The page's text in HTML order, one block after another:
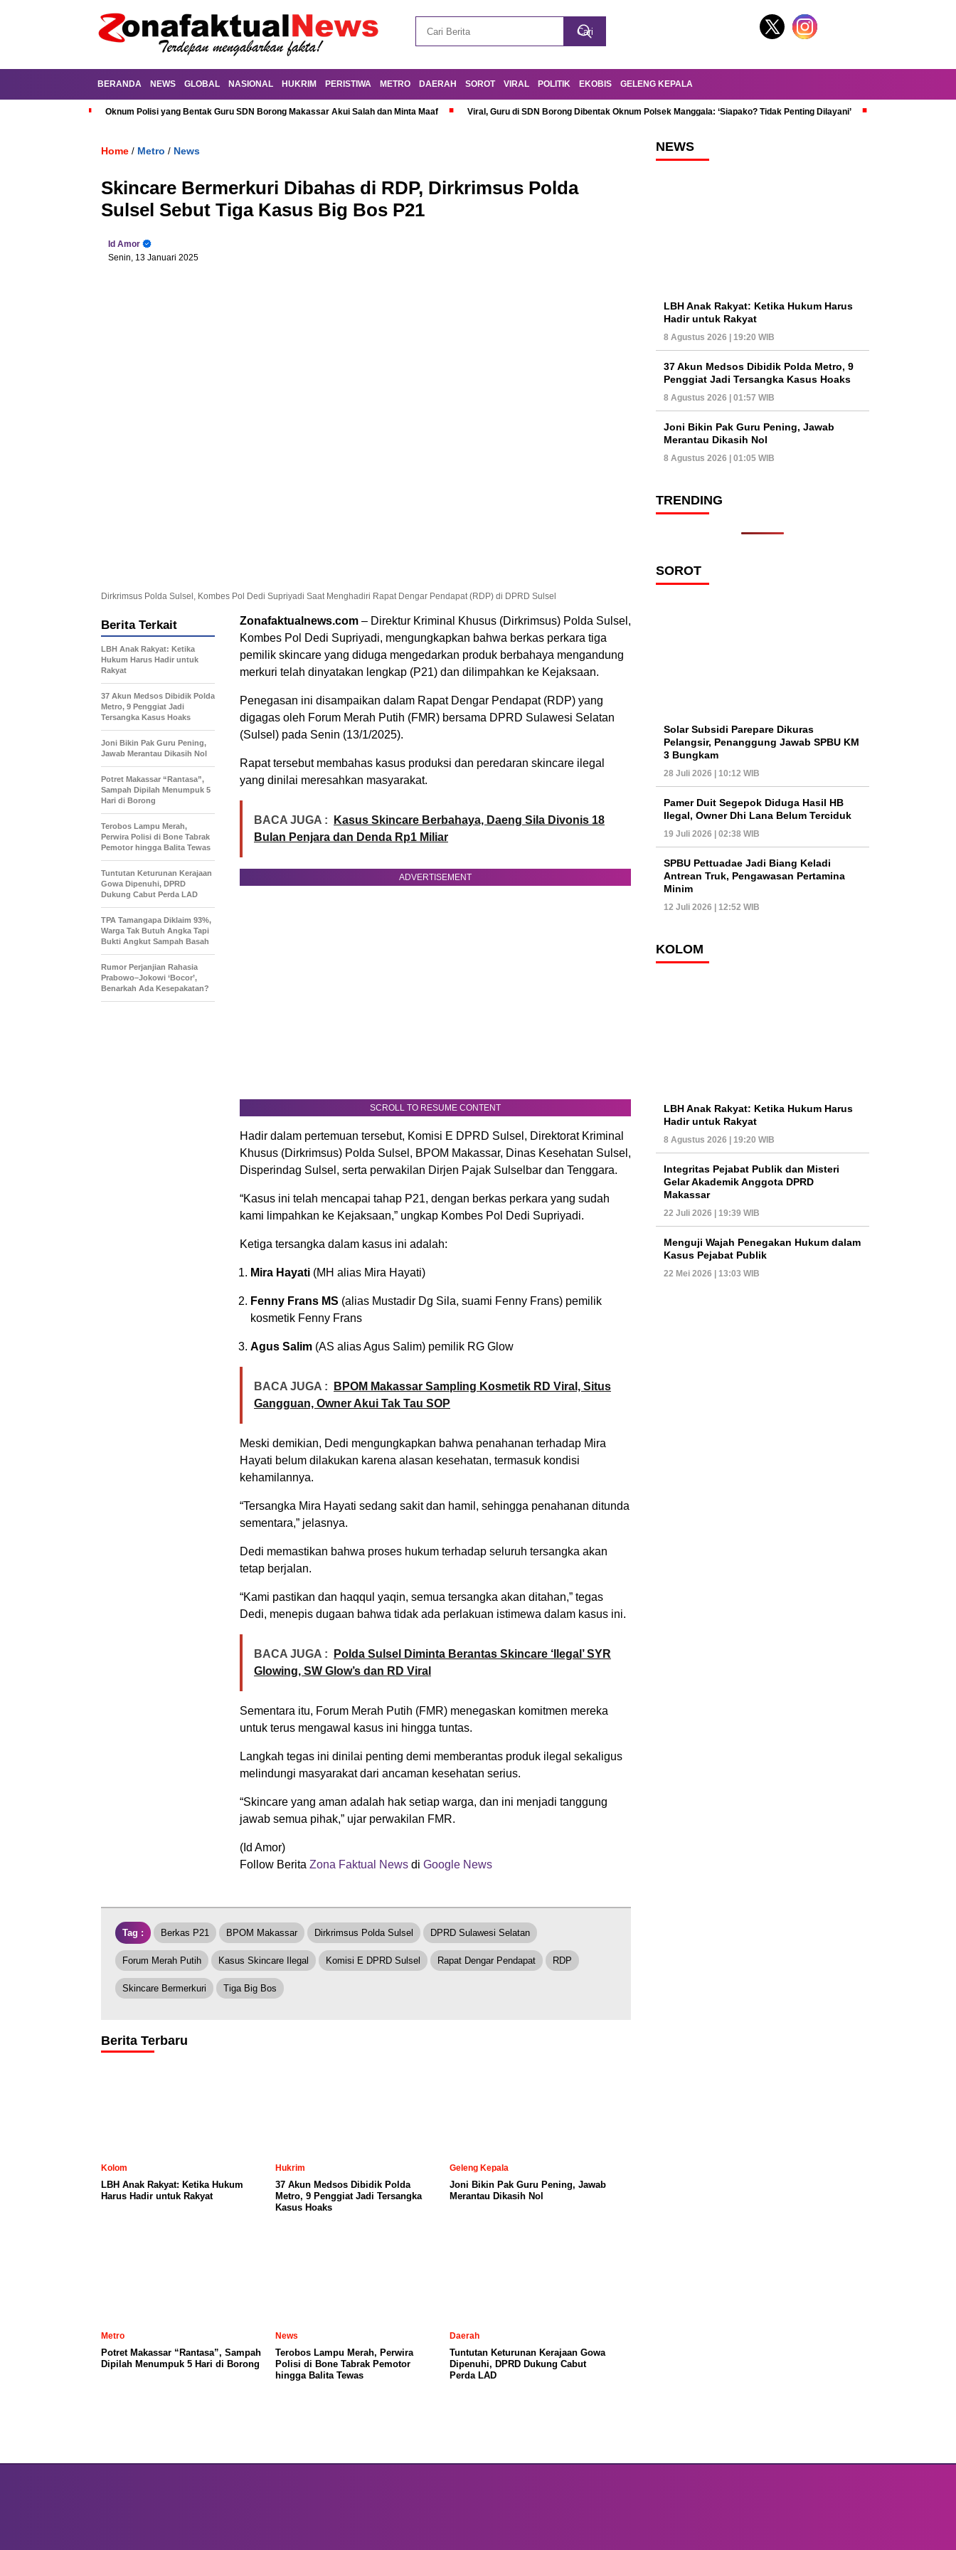
BERANDA NEWS GLOBAL NASIONAL HUKRIM PERISTIWA METRO DAERAH SOROT VIRAL POLITIK EKOBIS GELENG KEPALA
Oknum Polisi yang Bentak Guru SDN Borong Makassar Akui Salah dan Minta Maaf Viral, Guru di SDN Borong Dibentak Oknum Polsek Manggala: ‘Siapako? Tidak Penting Dilayani’
Home / Metro / News
Skincare Bermerkuri Dibahas di RDP, Dirkrimsus Polda
Sulsel Sebut Tiga Kasus Big Bos P21
Id Amor
Senin, 13 Januari 2025
Dirkrimsus Polda Sulsel, Kombes Pol Dedi Supriyadi Saat Menghadiri Rapat Dengar Pendapat (RDP) di DPRD Sulsel
Zonafaktualnews.com – Direktur Kriminal Khusus (Dirkrimsus) Polda Sulsel,
Kombes Pol Dedi Supriyadi, mengungkapkan bahwa berkas perkara tiga
pemilik skincare yang diduga mengedarkan produk berbahaya mengandung
merkuri telah dinyatakan lengkap (P21) dan dilimpahkan ke Kejaksaan.
Penegasan ini disampaikan dalam Rapat Dengar Pendapat (RDP) yang
digagas oleh Forum Merah Putih (FMR) bersama DPRD Sulawesi Selatan
(Sulsel) pada Senin (13/1/2025).
Rapat tersebut membahas kasus produksi dan peredaran skincare ilegal
yang dinilai meresahkan masyarakat.
BACA JUGA :
Kasus Skincare Berbahaya, Daeng Sila Divonis 18
Bulan Penjara dan Denda Rp1 Miliar
ADVERTISEMENT
SCROLL TO RESUME CONTENT
Hadir dalam pertemuan tersebut, Komisi E DPRD Sulsel, Direktorat Kriminal
Khusus (Dirkrimsus) Polda Sulsel, BPOM Makassar, Dinas Kesehatan Sulsel,
Disperindag Sulsel, serta perwakilan Dirjen Pajak Sulselbar dan Tenggara.
“Kasus ini telah mencapai tahap P21, dengan berkas perkara yang sudah
kami limpahkan ke Kejaksaan,” ungkap Kombes Pol Dedi Supriyadi.
Ketiga tersangka dalam kasus ini adalah:
Mira Hayati (MH alias Mira Hayati)
Fenny Frans MS (alias Mustadir Dg Sila, suami Fenny Frans) pemilik
kosmetik Fenny Frans
Agus Salim (AS alias Agus Salim) pemilik RG Glow
BACA JUGA :
BPOM Makassar Sampling Kosmetik RD Viral, Situs
Gangguan, Owner Akui Tak Tau SOP
Meski demikian, Dedi mengungkapkan bahwa penahanan terhadap Mira
Hayati belum dilakukan karena alasan kesehatan, termasuk kondisi
kehamilannya.
“Tersangka Mira Hayati sedang sakit dan hamil, sehingga penahanan ditunda
sementara,” jelasnya.
Dedi memastikan bahwa proses hukum terhadap seluruh tersangka akan
tetap berjalan.
“Kami pastikan dan haqqul yaqin, semua tersangka akan ditahan,” tegas
Dedi, menepis dugaan bahwa tidak ada perlakuan istimewa dalam kasus ini.
BACA JUGA :
Polda Sulsel Diminta Berantas Skincare ‘Ilegal’ SYR
Glowing, SW Glow’s dan RD Viral
Sementara itu, Forum Merah Putih (FMR) menegaskan komitmen mereka
untuk terus mengawal kasus ini hingga tuntas.
Langkah tegas ini dinilai penting demi memberantas produk ilegal sekaligus
melindungi masyarakat dari ancaman kesehatan serius.
“Skincare yang aman adalah hak setiap warga, dan ini menjadi tanggung
jawab semua pihak,” ujar perwakilan FMR.
(Id Amor)
Follow Berita Zona Faktual News di Google News
Berita Terkait
LBH Anak Rakyat: Ketika
Hukum Harus Hadir untuk
Rakyat
37 Akun Medsos Dibidik Polda
Metro, 9 Penggiat Jadi
Tersangka Kasus Hoaks
Joni Bikin Pak Guru Pening,
Jawab Merantau Dikasih Nol
Potret Makassar “Rantasa”,
Sampah Dipilah Menumpuk 5
Hari di Borong
Terobos Lampu Merah,
Perwira Polisi di Bone Tabrak
Pemotor hingga Balita Tewas
Tuntutan Keturunan Kerajaan
Gowa Dipenuhi, DPRD
Dukung Cabut Perda LAD
TPA Tamangapa Diklaim 93%,
Warga Tak Butuh Angka Tapi
Bukti Angkut Sampah Basah
Rumor Perjanjian Rahasia
Prabowo–Jokowi ‘Bocor’,
Benarkah Ada Kesepakatan?
Tag : Berkas P21 BPOM Makassar Dirkrimsus Polda Sulsel DPRD Sulawesi Selatan
Forum Merah Putih Kasus Skincare Ilegal Komisi E DPRD Sulsel Rapat Dengar Pendapat RDP
Skincare Bermerkuri Tiga Big Bos
Berita Terbaru
Kolom
LBH Anak Rakyat: Ketika Hukum
Harus Hadir untuk Rakyat
Hukrim
37 Akun Medsos Dibidik Polda
Metro, 9 Penggiat Jadi Tersangka
Kasus Hoaks
Geleng Kepala
Joni Bikin Pak Guru Pening, Jawab
Merantau Dikasih Nol
Metro
Potret Makassar “Rantasa”, Sampah
Dipilah Menumpuk 5 Hari di Borong
News
Terobos Lampu Merah, Perwira
Polisi di Bone Tabrak Pemotor
hingga Balita Tewas
Daerah
Tuntutan Keturunan Kerajaan Gowa
Dipenuhi, DPRD Dukung Cabut
Perda LAD
NEWS
LBH Anak Rakyat: Ketika Hukum Harus
Hadir untuk Rakyat
8 Agustus 2026 | 19:20 WIB
37 Akun Medsos Dibidik Polda Metro, 9
Penggiat Jadi Tersangka Kasus Hoaks
8 Agustus 2026 | 01:57 WIB
Joni Bikin Pak Guru Pening, Jawab
Merantau Dikasih Nol
8 Agustus 2026 | 01:05 WIB
TRENDING
SOROT
Solar Subsidi Parepare Dikuras
Pelangsir, Penanggung Jawab SPBU KM
3 Bungkam
28 Juli 2026 | 10:12 WIB
Pamer Duit Segepok Diduga Hasil HB
Ilegal, Owner Dhi Lana Belum Terciduk
19 Juli 2026 | 02:38 WIB
SPBU Pettuadae Jadi Biang Keladi
Antrean Truk, Pengawasan Pertamina
Minim
12 Juli 2026 | 12:52 WIB
KOLOM
LBH Anak Rakyat: Ketika Hukum Harus
Hadir untuk Rakyat
8 Agustus 2026 | 19:20 WIB
Integritas Pejabat Publik dan Misteri
Gelar Akademik Anggota DPRD
Makassar
22 Juli 2026 | 19:39 WIB
Menguji Wajah Penegakan Hukum dalam
Kasus Pejabat Publik
22 Mei 2026 | 13:03 WIB